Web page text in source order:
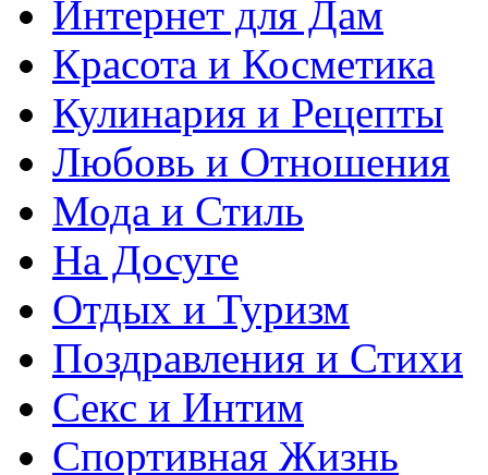
Интернет для Дам
Красота и Косметика
Кулинария и Рецепты
Любовь и Отношения
Мода и Стиль
На Досуге
Отдых и Туризм
Поздравления и Стихи
Секс и Интим
Спортивная Жизнь